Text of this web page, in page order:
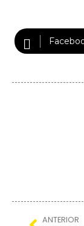
ANTERIOR